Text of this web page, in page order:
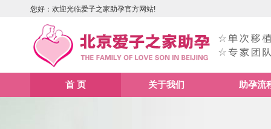
您好：欢迎光临爱子之家助孕官方网站!
首 页 关于我们 助孕流